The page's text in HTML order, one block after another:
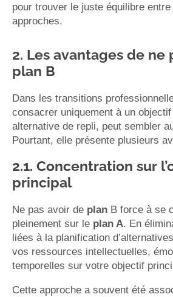
pour trouver le juste équilibre
approches.
2. Les avantages de ne
plan B
Dans les transitions
consacrer uniquement à un
alternative de repli, peut sembler
Pourtant, elle présente plusieurs
2.1. Concentration sur
principal
Ne pas avoir de plan B force à se
pleinement sur le plan A. En
liées à la planification
vos ressources intellectuelles,
temporelles sur votre objectif
Cette approche a souvent été